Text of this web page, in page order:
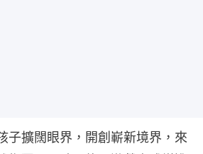
子擴闊眼界，開創嶄新境界，來